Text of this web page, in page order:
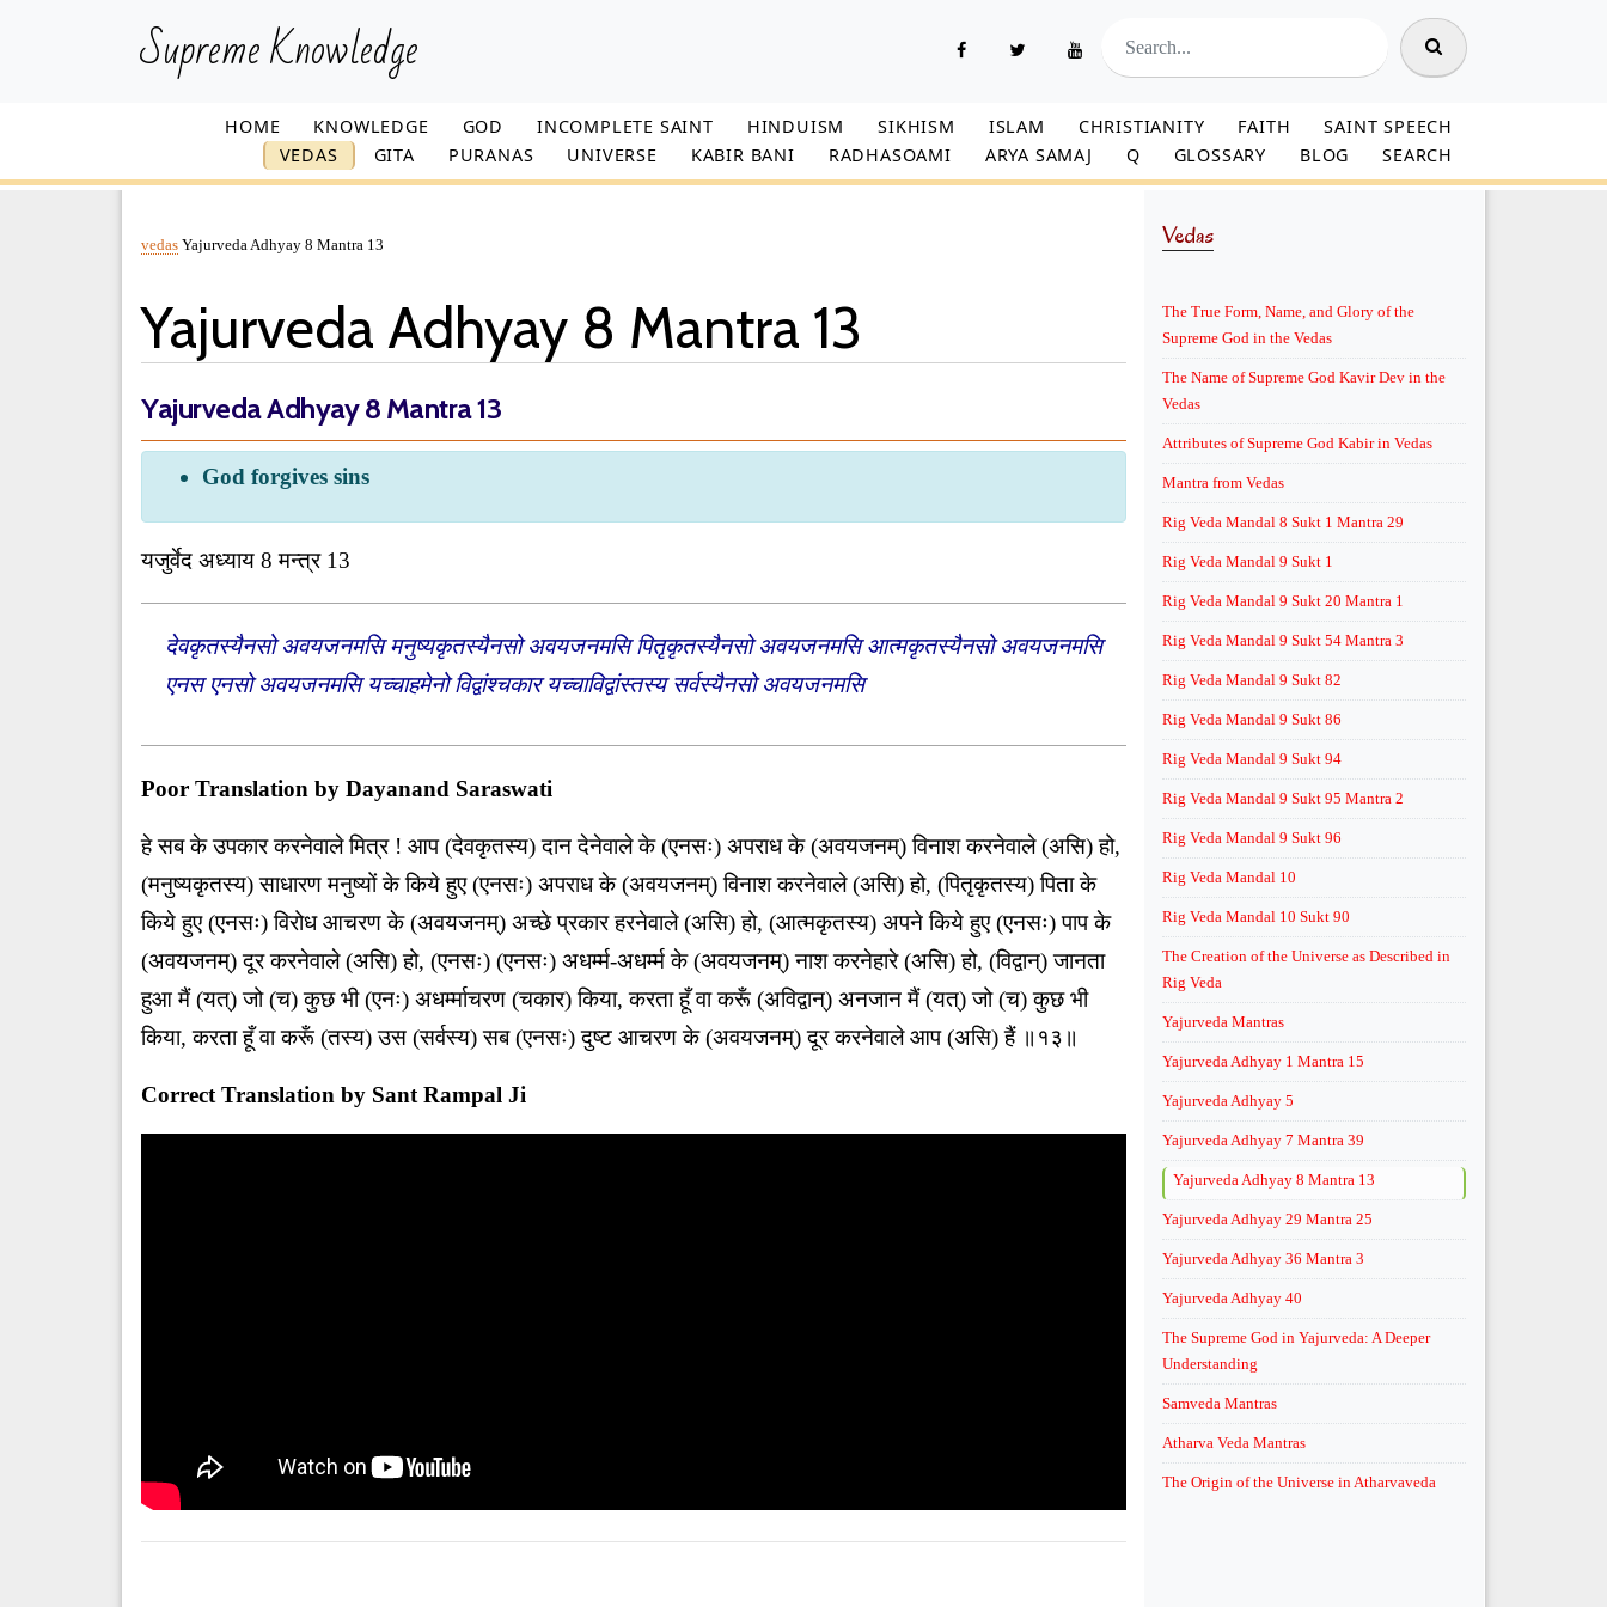
Supreme Knowledge
HOME KNOWLEDGE GOD INCOMPLETE SAINT HINDUISM SIKHISM ISLAM CHRISTIANITY FAITH
SAINT SPEECH
VEDAS
GITA PURANAS UNIVERSE KABIR BANI RADHASOAMI ARYA SAMAJ Q GLOSSARY BLOG SEARCH
vedas Yajurveda Adhyay 8 Mantra 13
Yajurveda Adhyay 8 Mantra 13
Yajurveda Adhyay 8 Mantra 13
God forgives sins
यजुर्वेद अध्याय 8 मन्त्र 13
देवकृतस्यैनसो अवयजनमसि मनुष्यकृतस्यैनसो अवयजनमसि पितृकृतस्यैनसो अवयजनमसि आत्मकृतस्यैनसो अवयजनमसि
एनस एनसो अवयजनमसि यच्चाहमेनो विद्वांश्चकार यच्चाविद्वांस्तस्य सर्वस्यैनसो अवयजनमसि
Poor Translation by Dayanand Saraswati
हे सब के उपकार करनेवाले मित्र ! आप (देवकृतस्य) दान देनेवाले के (एनसः) अपराध के (अवयजनम्) विनाश करनेवाले (असि) हो,
(मनुष्यकृतस्य) साधारण मनुष्यों के किये हुए (एनसः) अपराध के (अवयजनम्) विनाश करनेवाले (असि) हो, (पितृकृतस्य) पिता के
किये हुए (एनसः) विरोध आचरण के (अवयजनम्) अच्छे प्रकार हरनेवाले (असि) हो, (आत्मकृतस्य) अपने किये हुए (एनसः) पाप के
(अवयजनम्) दूर करनेवाले (असि) हो, (एनसः) (एनसः) अधर्म्म-अधर्म्म के (अवयजनम्) नाश करनेहारे (असि) हो, (विद्वान्) जानता
हुआ मैं (यत्) जो (च) कुछ भी (एनः) अधर्म्माचरण (चकार) किया, करता हूँ वा करूँ (अविद्वान्) अनजान मैं (यत्) जो (च) कुछ भी
किया, करता हूँ वा करूँ (तस्य) उस (सर्वस्य) सब (एनसः) दुष्ट आचरण के (अवयजनम्) दूर करनेवाले आप (असि) हैं ॥१३॥
Correct Translation by Sant Rampal Ji
Vedas
The True Form, Name, and Glory of the
Supreme God in the Vedas
The Name of Supreme God Kavir Dev in the
Vedas
Attributes of Supreme God Kabir in Vedas
Mantra from Vedas
Rig Veda Mandal 8 Sukt 1 Mantra 29
Rig Veda Mandal 9 Sukt 1
Rig Veda Mandal 9 Sukt 20 Mantra 1
Rig Veda Mandal 9 Sukt 54 Mantra 3
Rig Veda Mandal 9 Sukt 82
Rig Veda Mandal 9 Sukt 86
Rig Veda Mandal 9 Sukt 94
Rig Veda Mandal 9 Sukt 95 Mantra 2
Rig Veda Mandal 9 Sukt 96
Rig Veda Mandal 10
Rig Veda Mandal 10 Sukt 90
The Creation of the Universe as Described in
Rig Veda
Yajurveda Mantras
Yajurveda Adhyay 1 Mantra 15
Yajurveda Adhyay 5
Yajurveda Adhyay 7 Mantra 39
Yajurveda Adhyay 8 Mantra 13
Yajurveda Adhyay 29 Mantra 25
Yajurveda Adhyay 36 Mantra 3
Yajurveda Adhyay 40
The Supreme God in Yajurveda: A Deeper
Understanding
Samveda Mantras
Atharva Veda Mantras
The Origin of the Universe in Atharvaveda